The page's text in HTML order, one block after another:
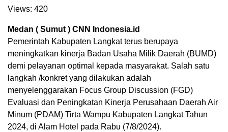
Views: 420
Medan ( Sumut ) CNN Indonesia.id
Pemerintah Kabupaten Langkat terus berupaya
meningkatkan kinerja Badan Usaha Milik Daerah (BUMD)
demi pelayanan optimal kepada masyarakat. Salah satu
langkah /konkret yang dilakukan adalah
menyelenggarakan Focus Group Discussion (FGD)
Evaluasi dan Peningkatan Kinerja Perusahaan Daerah Air
Minum (PDAM) Tirta Wampu Kabupaten Langkat Tahun
2024, di Alam Hotel pada Rabu (7/8/2024).
. Ukuran gambar 480px x 600px